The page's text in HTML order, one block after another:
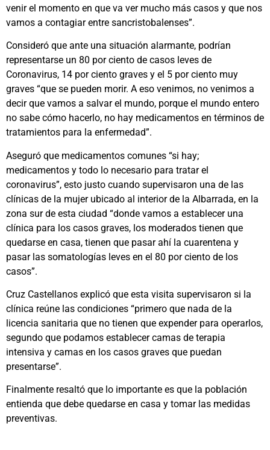
venir el momento en que va ver mucho más casos y que nos
vamos a contagiar entre sancristobalenses”.
Consideró que ante una situación alarmante, podrían
representarse un 80 por ciento de casos leves de
Coronavirus, 14 por ciento graves y el 5 por ciento muy
graves “que se pueden morir. A eso venimos, no venimos a
decir que vamos a salvar el mundo, porque el mundo entero
no sabe cómo hacerlo, no hay medicamentos en términos de
tratamientos para la enfermedad”.
Aseguró que medicamentos comunes “si hay;
medicamentos y todo lo necesario para tratar el
coronavirus”, esto justo cuando supervisaron una de las
clínicas de la mujer ubicado al interior de la Albarrada, en la
zona sur de esta ciudad “donde vamos a establecer una
clínica para los casos graves, los moderados tienen que
quedarse en casa, tienen que pasar ahí la cuarentena y
pasar las somatologías leves en el 80 por ciento de los
casos”.
Cruz Castellanos explicó que esta visita supervisaron si la
clínica reúne las condiciones “primero que nada de la
licencia sanitaria que no tienen que expender para operarlos,
segundo que podamos establecer camas de terapia
intensiva y camas en los casos graves que puedan
presentarse”.
Finalmente resaltó que lo importante es que la población
entienda que debe quedarse en casa y tomar las medidas
preventivas.